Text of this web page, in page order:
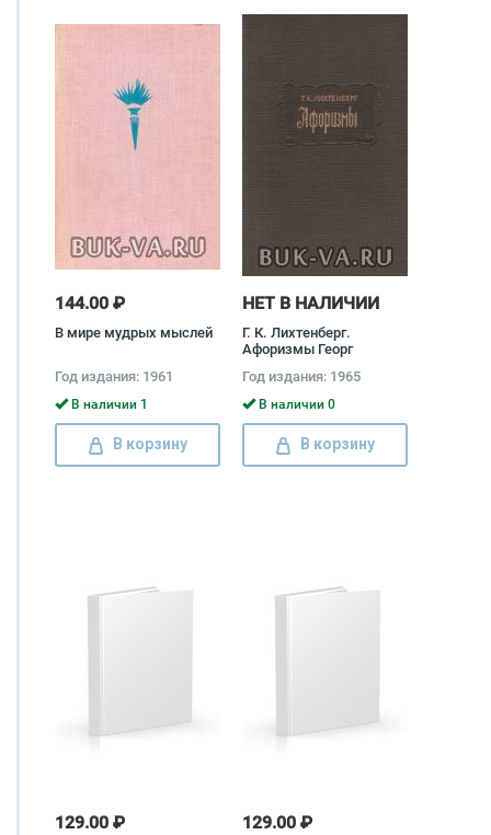
144.00 ₽
В мире мудрых мыслей
Год издания: 1961
В наличии 1
В корзину
НЕТ В НАЛИЧИИ
Г. К. Лихтенберг.
Афоризмы Георг
Год издания: 1965
В наличии 0
В корзину
129.00 ₽ 129.00 ₽